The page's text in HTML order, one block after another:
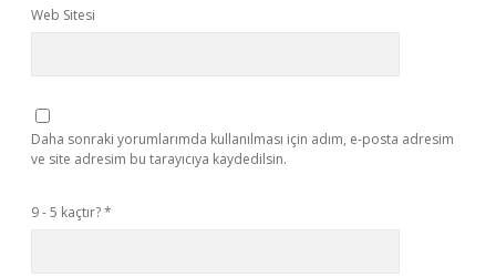
Web Sitesi
Daha sonraki yorumlarımda kullanılması için adım, e-posta adresim
ve site adresim bu tarayıcıya kaydedilsin.
9 - 5 kaçtır?*